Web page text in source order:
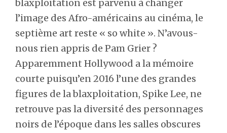
blaxploitation est parvenu à changer
l’image des Afro-américains au cinéma, le
septième art reste « so white ». N’avous-
nous rien appris de Pam Grier ?
Apparemment Hollywood a la mémoire
courte puisqu’en 2016 l’une des grandes
figures de la blaxploitation, Spike Lee, ne
retrouve pas la diversité des personnages
noirs de l’époque dans les salles obscures